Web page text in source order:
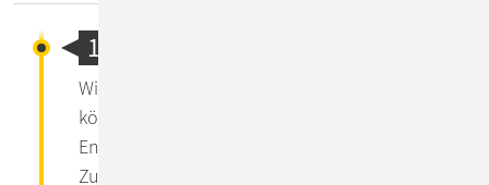
1. Process Research
Wir analysieren Ihre Prozessabläufe. So
können wir Ihre Motivation und bestehenden
Entscheidungswege besser nachvollziehen.
Zusammen mit Ihrer Vision und den Zielen